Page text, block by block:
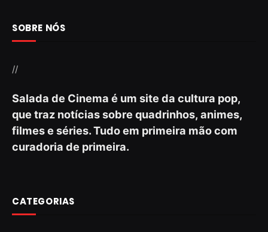
SOBRE NÓS
//
Salada de Cinema é um site da cultura pop,
que traz notícias sobre quadrinhos, animes,
filmes e séries. Tudo em primeira mão com
curadoria de primeira.
CATEGORIAS